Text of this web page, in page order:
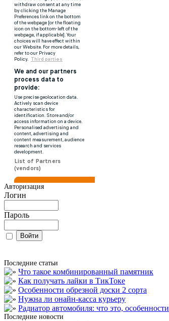
Авторизация
Логин
Пароль
Последние статьи
Что такое комбинированный памятник
Как получать лайки в ТикТоке
Особенности обрезной доски 2 сорта
Нужна ли онайн-касса курьеру
Радиатор автомобиля: что это, особенности
Последние новости